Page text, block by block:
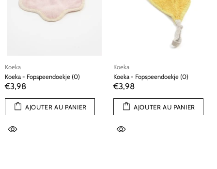
Koeka
Koeka - Fopspeendoekje (0)
€3,98
AJOUTER AU PANIER
Koeka
Koeka - Fopspeendoekje (0)
€3,98
AJOUTER AU PANIER